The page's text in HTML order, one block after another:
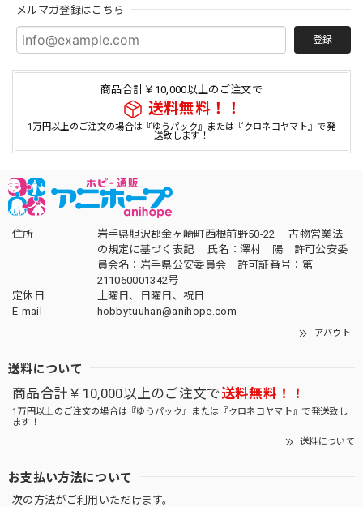
メルマガ登録はこちら
登録
商品合計￥10,000以上のご注文で
送料無料！！
1万円以上のご注文の場合は『ゆうパック』または『クロネコヤマト』で発
送致します！
住所
岩手県胆沢郡金ヶ崎町西根前野50-22 古物営業法
の規定に基づく表記 氏名：澤村 陽 許可公安委
員会名：岩手県公安委員会 許可証番号：第
211060001342号
定休日
土曜日、日曜日、祝日
E-mail
hobbytuuhan@anihope.com
アバウト
送料について
商品合計￥10,000以上のご注文で送料無料！！
1万円以上のご注文の場合は『ゆうパック』または『クロネコヤマト』で発送致し
ます！
送料について
お支払い方法について
次の方法がご利用いただけます。